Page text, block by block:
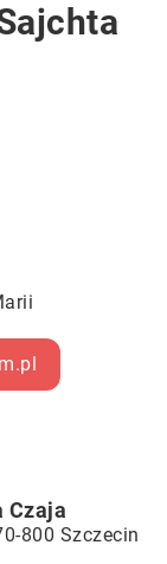
Czaja
800 Szczecin